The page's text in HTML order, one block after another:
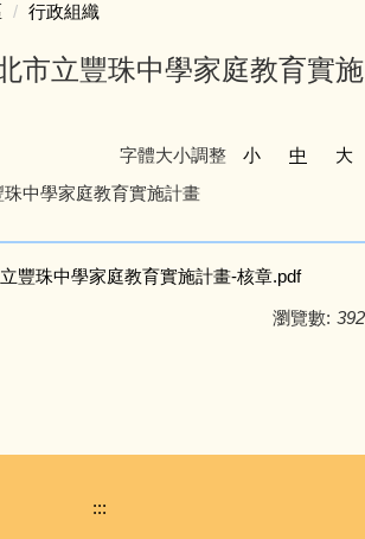
行政組織
市立豐珠中學家庭教育實施
字體大小調整 小 中
大
中學家庭教育實施計畫
豐珠中學家庭教育實施計畫-核章.pdf
瀏覽數: 392
:::